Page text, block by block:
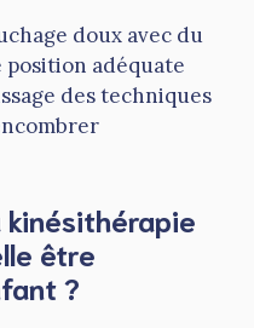
doux avec du
position adéquate
des techniques
kinésithérapie
être
?